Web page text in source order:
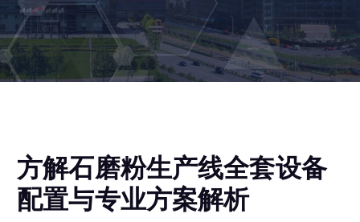
方解石磨粉生产线全套设备
配置与专业方案解析